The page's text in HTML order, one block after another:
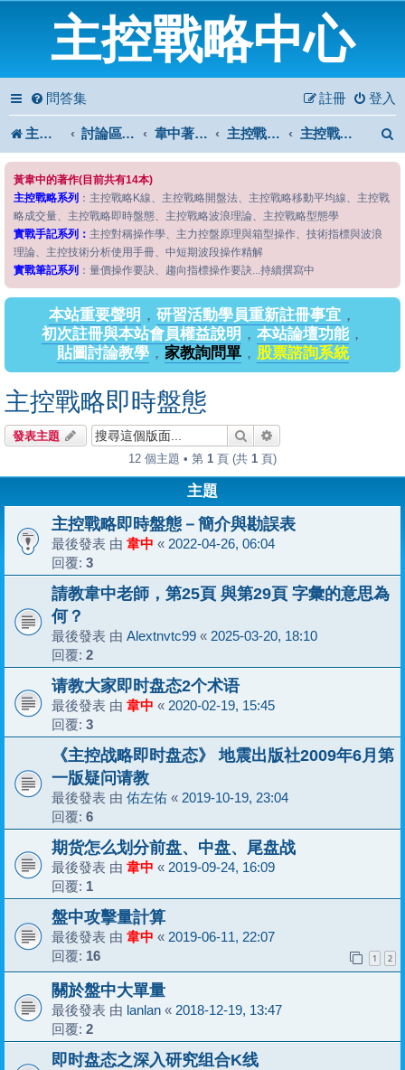
主控戰略中心
問答集 登入
註冊
主控戰略中心 討論區首頁 韋中著作問答區 主控戰略系列 主控戰略即時盤態
黃韋中的著作(目前共有14本)
主控戰略系列 ：主控戰略K線、主控戰略開盤法、主控戰略移動平均線、主控戰
略成交量、主控戰略即時盤態、主控戰略波浪理論、主控戰略型態學
實戰手記系列： 主控對稱操作學、主力控盤原理與箱型操作、技術指標與波浪
理論、主控技術分析使用手冊、中短期波段操作精解
實戰筆記系列 ：量價操作要訣、趨向指標操作要訣...持續撰寫中
本站重要聲明 ， 研習活動學員重新註冊事宜 ，
初次註冊與本站會員權益說明 ， 本站論壇功能，
貼圖討論教學， 家教詢問單， 股票諮詢系統
主控戰略即時盤態
發表主題 搜尋
12 個主題 • 第 1 頁 (共 1 頁)
主題
主控戰略即時盤態－簡介與勘誤表
最後發表 由 韋中 « 2022-04-26, 06:04
回覆: 3
請教韋中老師，第25頁 與第29頁 字彙的意思為
何？
最後發表 由 Alextnvtc99 « 2025-03-20, 18:10
回覆: 2
请教大家即时盘态2个术语
最後發表 由 韋中 « 2020-02-19, 15:45
回覆: 3
《主控战略即时盘态》 地震出版社2009年6月第
一版疑问请教
最後發表 由 佑左佑 « 2019-10-19, 23:04
回覆: 6
期货怎么划分前盘、中盘、尾盘战
最後發表 由 韋中 « 2019-09-24, 16:09
回覆: 1
盤中攻擊量計算
最後發表 由 韋中 « 2019-06-11, 22:07
回覆: 16 1 2
關於盤中大單量
最後發表 由 lanlan « 2018-12-19, 13:47
回覆: 2
即时盘态之深入研究组合K线